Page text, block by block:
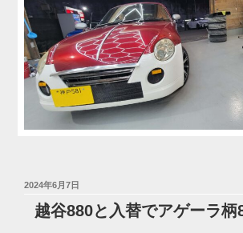
投
2024年6月7日
越谷880と入替でアゲーラ柄